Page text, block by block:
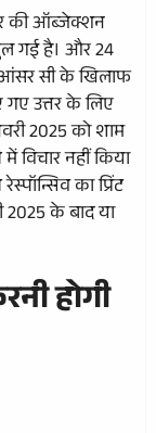
की ऑब्जेक्शन
गई है। और 24
आंसर सी के खिलाफ
गए उत्तर के लिए
2025 को शाम
में विचार नहीं किया
का प्रिंट
के बाद या
होगी